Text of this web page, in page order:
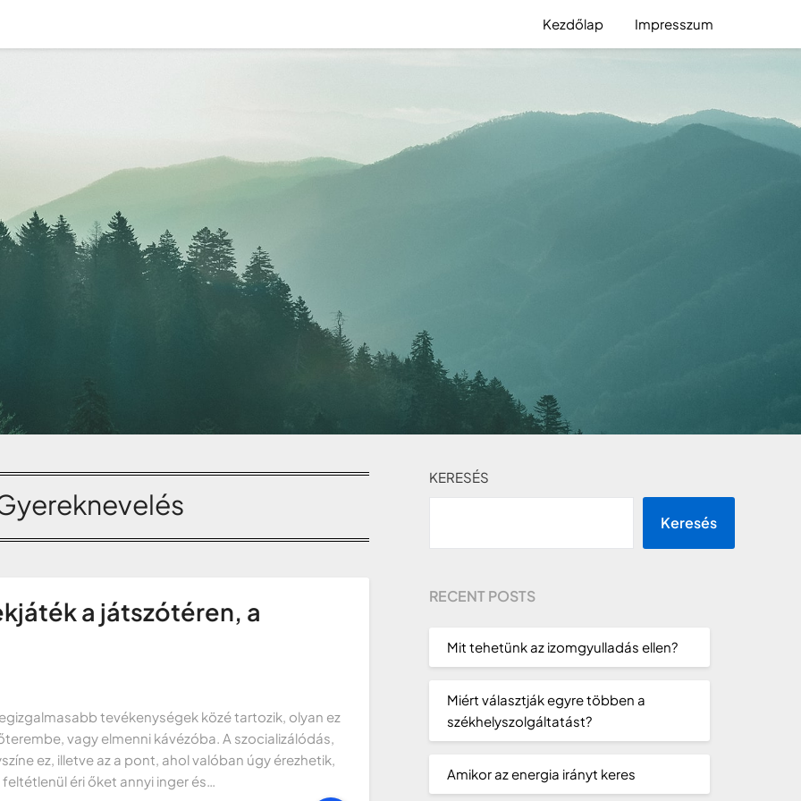
Kezdőlap Impresszum
a játszótéren, a
tevékenységek közé tartozik, olyan ez
vagy elmenni kávézóba. A szocializálódás,
ez, illetve az a pont, ahol valóban úgy érezhetik,
éri őket annyi inger és…
KERESÉS
Keresés
RECENT POSTS
Mit tehetünk az izomgyulladás ellen?
Miért választják egyre többen a
székhelyszolgáltatást?
Amikor az energia irányt keres